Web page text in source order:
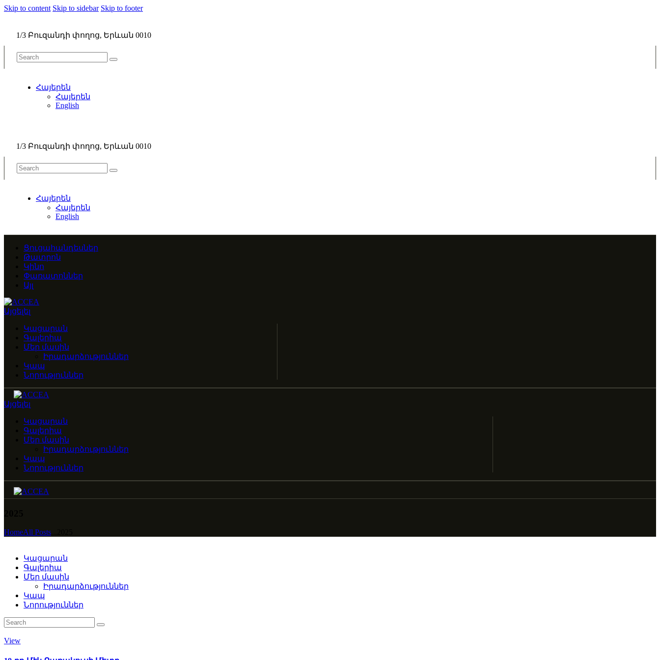
Skip to content Skip to sidebar Skip to footer
1/3 Բուզանդի փողոց, Երևան 0010
Հայերեն
Հայերեն
English
1/3 Բուզանդի փողոց, Երևան 0010
Հայերեն
Հայերեն
English
Ցուցահանդեսներ
Թատրոն
Կինո
Փառատոններ
Այլ
Այցելել
Կացարան
Գալերիա
Մեր մասին
Իրադարձություններ
Կապ
Նորություններ
Այցելել
Կացարան
Գալերիա
Մեր մասին
Իրադարձություններ
Կապ
Նորություններ
HomeAll Posts
Կացարան
Գալերիա
Մեր մասին
Իրադարձություններ
Կապ
Նորություններ
View